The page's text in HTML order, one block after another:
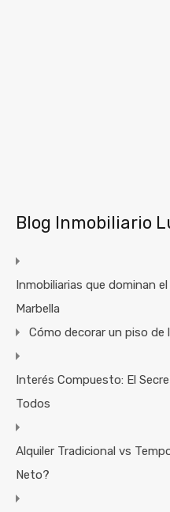
Blog Inmobiliario
Inmobiliarias que dominan
Marbella
Cómo decorar un piso de
Interés Compuesto: El
Todos
Alquiler Tradicional vs
Neto?